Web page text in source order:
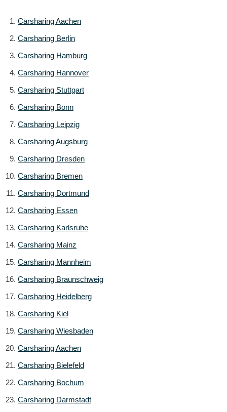
Carsharing Aachen
Carsharing Berlin
Carsharing Hamburg
Carsharing Hannover
Carsharing Stuttgart
Carsharing Bonn
Carsharing Leipzig
Carsharing Augsburg
Carsharing Dresden
Carsharing Bremen
Carsharing Dortmund
Carsharing Essen
Carsharing Karlsruhe
Carsharing Mainz
Carsharing Mannheim
Carsharing Braunschweig
Carsharing Heidelberg
Carsharing Kiel
Carsharing Wiesbaden
Carsharing Aachen
Carsharing Bielefeld
Carsharing Bochum
Carsharing Darmstadt